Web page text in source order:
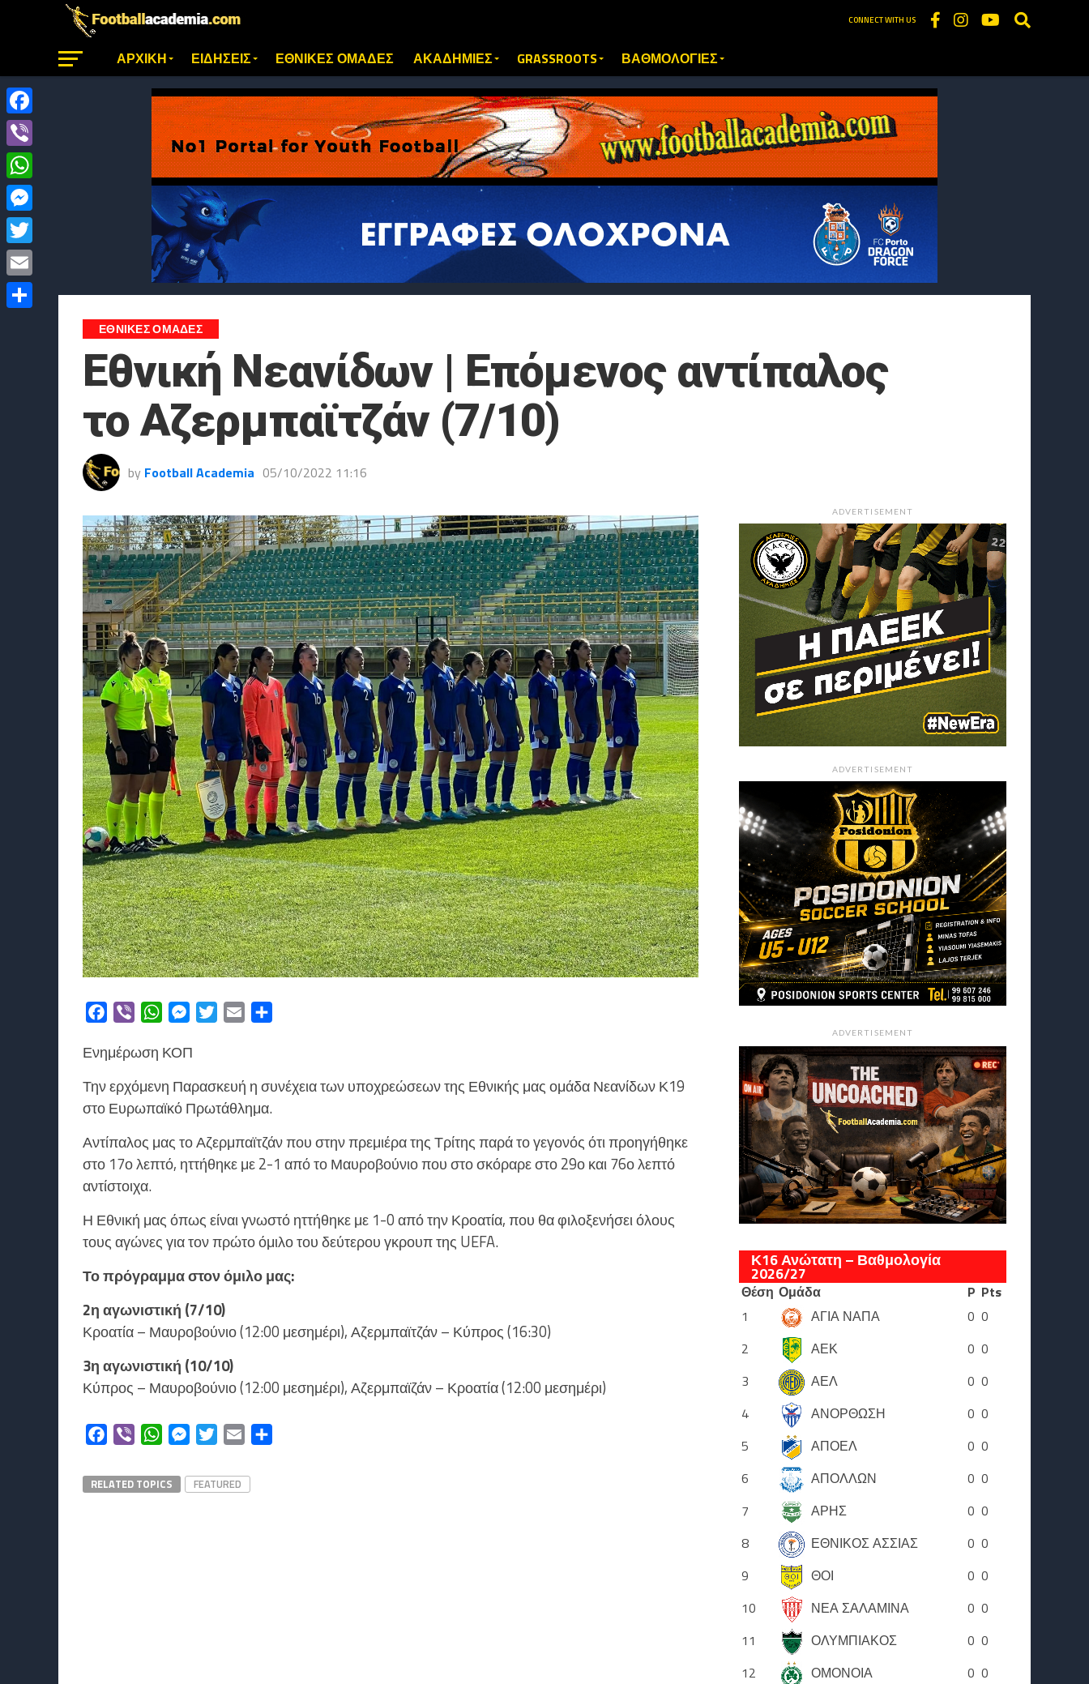
CONNECT WITH US
ΑΡΧΙΚΗ ΕΙΔΗΣΕΙΣ ΕΘΝΙΚΕΣ ΟΜΑΔΕΣ ΑΚΑΔΗΜΙΕΣ GRASSROOTS ΒΑΘΜΟΛΟΓΙΕΣ
ΕΘΝΙΚΕΣ ΟΜΑΔΕΣ
Εθνική Νεανίδων | Επόμενος αντίπαλος
το Αζερμπαϊτζάν (7/10)
by Football Academia 05/10/2022 11:16
Facebook
Viber WhatsAppMessengerTwitterEmail
Ενημέρωση ΚΟΠ
Την ερχόμενη Παρασκευή η συνέχεια των υποχρεώσεων της Εθνικής μας ομάδα Νεανίδων Κ19
στο Ευρωπαϊκό Πρωτάθλημα.
Αντίπαλος μας το Αζερμπαϊτζάν που στην πρεμιέρα της Τρίτης παρά το γεγονός ότι προηγήθηκε
στο 17ο λεπτό, ηττήθηκε με 2-1 από το Μαυροβούνιο που στο σκόραρε στο 29ο και 76ο λεπτό
αντίστοιχα.
Η Εθνική μας όπως είναι γνωστό ηττήθηκε με 1-0 από την Κροατία, που θα φιλοξενήσει όλους
τους αγώνες για τον πρώτο όμιλο του δεύτερου γκρουπ της UEFA.
Το πρόγραμμα στον όμιλο μας:
2η αγωνιστική (7/10)
Κροατία – Μαυροβούνιο (12:00 μεσημέρι), Αζερμπαϊτζάν – Κύπρος (16:30)
3η αγωνιστική (10/10)
Κύπρος – Μαυροβούνιο (12:00 μεσημέρι), Αζερμπαϊζάν – Κροατία (12:00 μεσημέρι)
Facebook
Viber WhatsAppMessengerTwitterEmail
RELATED TOPICS FEATURED
ADVERTISEMENT
ADVERTISEMENT
ADVERTISEMENT
Κ16 Ανώτατη – Βαθμολογία
2026/27
Θέση Ομάδα P Pts
1
ΑΓΙΑ ΝΑΠΑ 0 0
2
ΑΕΚ 0 0
3
ΑΕΛ 0 0
4
ΑΝΟΡΘΩΣΗ 0 0
5
ΑΠΟΕΛ 0 0
6
ΑΠΟΛΛΩΝ 0 0
7
ΑΡΗΣ 0 0
8
ΕΘΝΙΚΟΣ ΑΣΣΙΑΣ 0 0
9
ΘΟΙ 0 0
10
ΝΕΑ ΣΑΛΑΜΙΝΑ 0 0
11
ΟΛΥΜΠΙΑΚΟΣ 0 0
12
ΟΜΟΝΟΙΑ 0 0
Facebook
Viber
WhatsApp
Messenger
Twitter
Email